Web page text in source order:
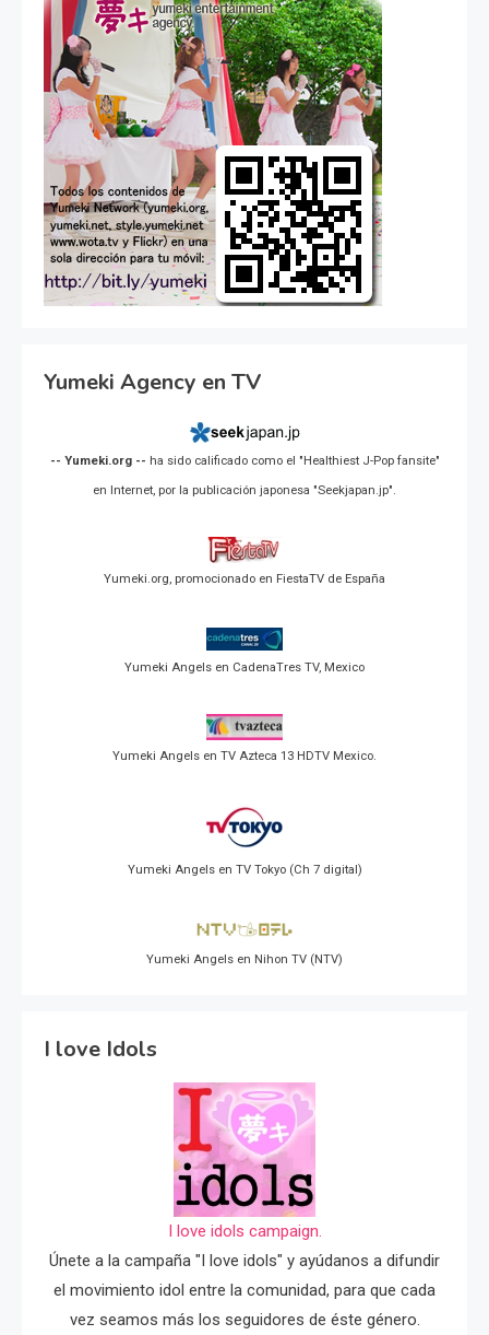
Yumeki Agency en TV
-- Yumeki.org -- ha sido calificado como el "Healthiest J-Pop fansite"
en Internet, por la publicación japonesa "Seekjapan.jp".
Yumeki.org, promocionado en FiestaTV de España
Yumeki Angels en CadenaTres TV, Mexico
Yumeki Angels en TV Azteca 13 HDTV Mexico.
Yumeki Angels en TV Tokyo (Ch 7 digital)
Yumeki Angels en Nihon TV (NTV)
I love Idols
I love idols campaign.
Únete a la campaña "I love idols" y ayúdanos a difundir
el movimiento idol entre la comunidad, para que cada
vez seamos más los seguidores de éste género.